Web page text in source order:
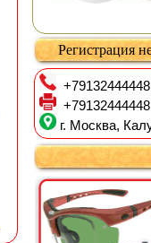
Регистрация
+79132444448
+79132444448
г. Москва,